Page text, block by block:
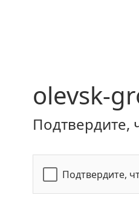
olevsk-
Подтвердите,
Подтвердите,